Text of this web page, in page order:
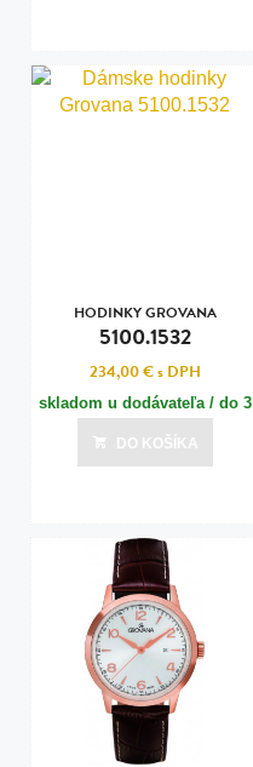
HODINKY GROVANA
5100.1532
234,00 €s DPH
skladom u dodávateľa / do 3
dní
Posledná aktualizácia dnes o 15:00
DO KOŠÍKA